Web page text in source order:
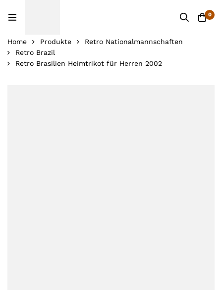
0
Home Produkte
Retro Nationalmannschaften
Retro Brazil
Retro Brasilien Heimtrikot für Herren 2002